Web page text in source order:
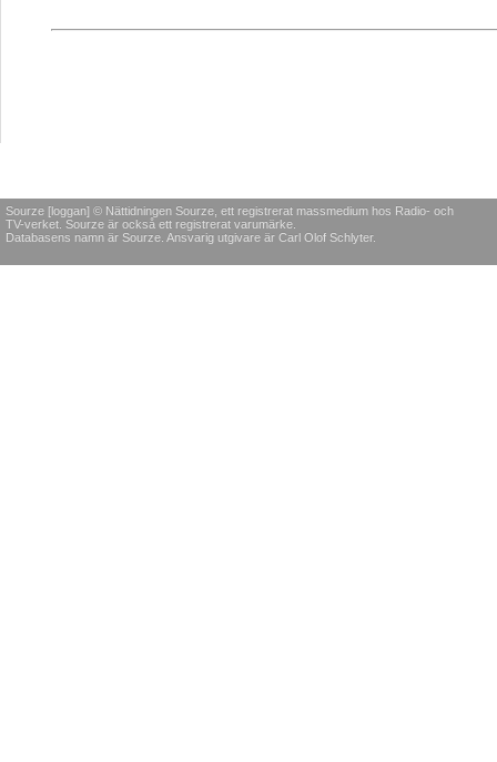
Sourze [loggan] © Nättidningen Sourze, ett registrerat massmedium hos Radio- och
TV-verket. Sourze är också ett registrerat varumärke.
Databasens namn är Sourze. Ansvarig utgivare är Carl Olof Schlyter.